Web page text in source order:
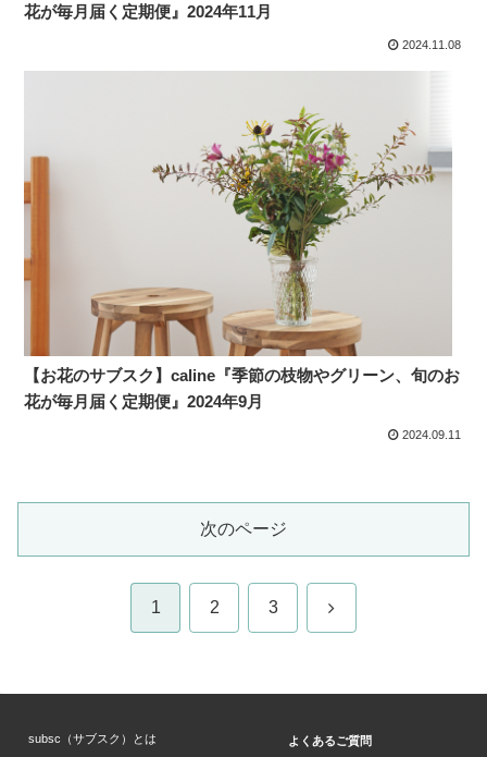
花が毎月届く定期便』2024年11月
2024.11.08
【お花のサブスク】caline『季節の枝物やグリーン、旬のお
花が毎月届く定期便』2024年9月
2024.09.11
次のページ
1 2 3 次
subsc（サブスク）とは よくあるご質問